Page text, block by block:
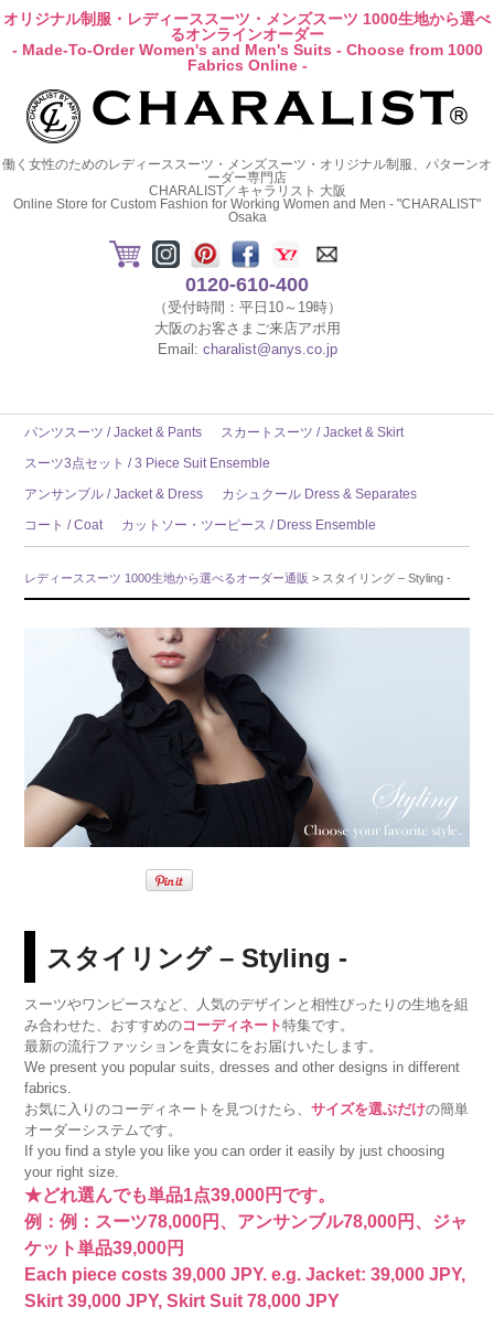
オリジナル制服・レディーススーツ・メンズスーツ 1000生地から選べ
るオンラインオーダー
- Made-To-Order Women's and Men's Suits - Choose from 1000
Fabrics Online -
働く女性のためのレディーススーツ・メンズスーツ・オリジナル制服、パターンオ
ーダー専門店
CHARALIST／キャラリスト 大阪
Online Store for Custom Fashion for Working Women and Men - "CHARALIST"
Osaka
0120-610-400
（受付時間：平日10～19時）
大阪のお客さまご来店アポ用
Email: charalist@anys.co.jp
パンツスーツ / Jacket & Pants
スカートスーツ / Jacket & Skirt
スーツ3点セット / 3 Piece Suit Ensemble
アンサンブル / Jacket & Dress
カシュクール Dress & Separates
コート / Coat
カットソー・ツーピース / Dress Ensemble
レディーススーツ 1000生地から選べるオーダー通販 > スタイリング – Styling -
スタイリング – Styling -
スーツやワンピースなど、人気のデザインと相性ぴったりの生地を組
み合わせた、おすすめのコーディネート特集です。
最新の流行ファッションを貴女にをお届けいたします。
We present you popular suits, dresses and other designs in different
fabrics.
お気に入りのコーディネートを見つけたら、サイズを選ぶだけの簡単
オーダーシステムです。
If you find a style you like you can order it easily by just choosing
your right size.
★どれ選んでも単品1点39,000円です。
例：例：スーツ78,000円、アンサンブル78,000円、ジャ
ケット単品39,000円
Each piece costs 39,000 JPY. e.g. Jacket: 39,000 JPY,
Skirt 39,000 JPY, Skirt Suit 78,000 JPY